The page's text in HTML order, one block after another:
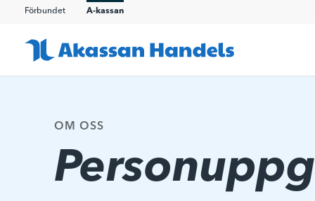
Förbundet A-kassan
OM OSS